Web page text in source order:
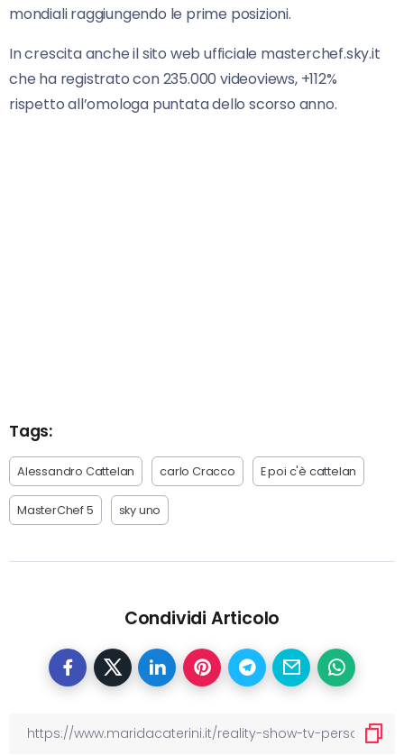
mondiali raggiungendo le prime posizioni.
In crescita anche il sito web ufficiale masterchef.sky.it
che ha registrato con 235.000 videoviews, +112%
rispetto all’omologa puntata dello scorso anno.
Tags:
Alessandro Cattelan carlo Cracco E poi c'è cattelan
MasterChef 5 sky uno
Condividi Articolo